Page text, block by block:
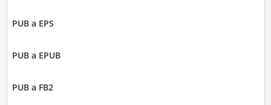
PUB a EPS
PUB a EPUB
PUB a FB2